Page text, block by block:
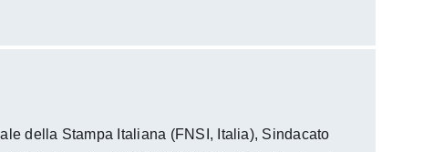
della Stampa Italiana (FNSI, Italia), Sindacato